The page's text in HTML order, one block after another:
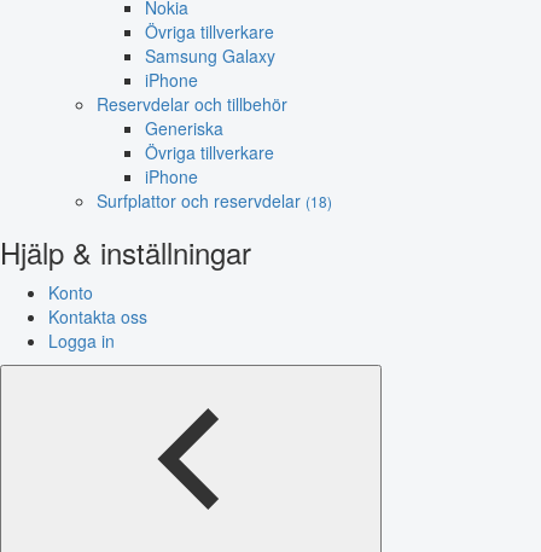
Nokia
Övriga tillverkare
Samsung Galaxy
iPhone
Reservdelar och tillbehör
Generiska
Övriga tillverkare
iPhone
Surfplattor och reservdelar (18)
Hjälp & inställningar
Konto
Kontakta oss
Logga in